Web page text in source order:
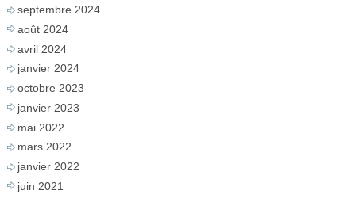
septembre 2024
août 2024
avril 2024
janvier 2024
octobre 2023
janvier 2023
mai 2022
mars 2022
janvier 2022
juin 2021